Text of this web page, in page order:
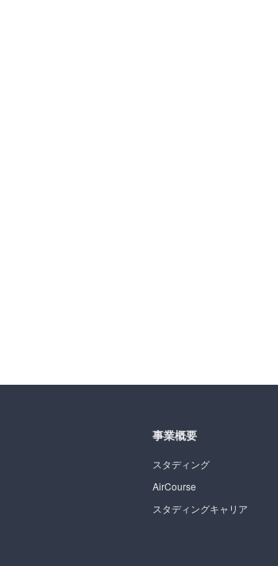
事業概要
スタディング
AirCourse
スタディングキャリア